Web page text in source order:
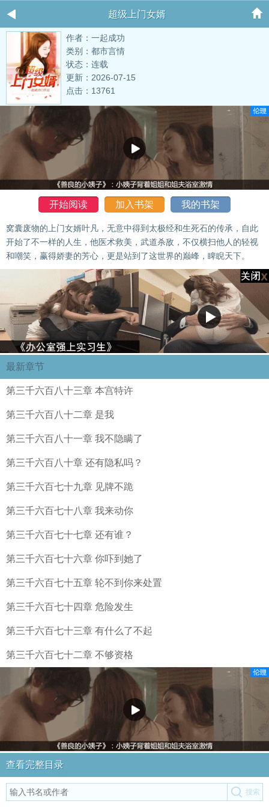
超级上门女婿
作者：一起成功
类别：都市言情
状态：连载
更新：2026-07-15
点击：13761
开始阅读 加入书架 我的书架
窝囊废物的上门女婿叶凡，无意中得到太极经和生死石的传承，自此
开始了不一样的人生，他医术救美，武道杀敌，不仅横扫他人的轻视
和嘲笑，赢得娇妻的芳心，更是站到了这世界的巅峰，睥睨天下。
最新章节
第三千六百八十三章 本宫特许
第三千六百八十二章 是我
第三千六百八十一章 我不隐瞒了
第三千六百八十章 还有隐私吗？
第三千六百七十九章 见牌不跪
第三千六百七十八章 我来动你
第三千六百七十七章 还有谁？
第三千六百七十六章 你吓到她了
第三千六百七十五章 轮不到你来处置
第三千六百七十四章 危险发生
第三千六百七十三章 有什么了不起
第三千六百七十二章 不够资格
查看完整目录